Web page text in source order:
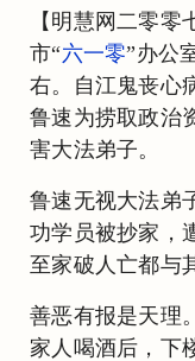
【明慧网二零
市“六一零”办公
右。自江鬼丧心
鲁速为捞取政治
害大法弟子。
鲁速无视大法弟
功学员被抄家，
至家破人亡都与
善恶有报是天理
家人喝酒后，下